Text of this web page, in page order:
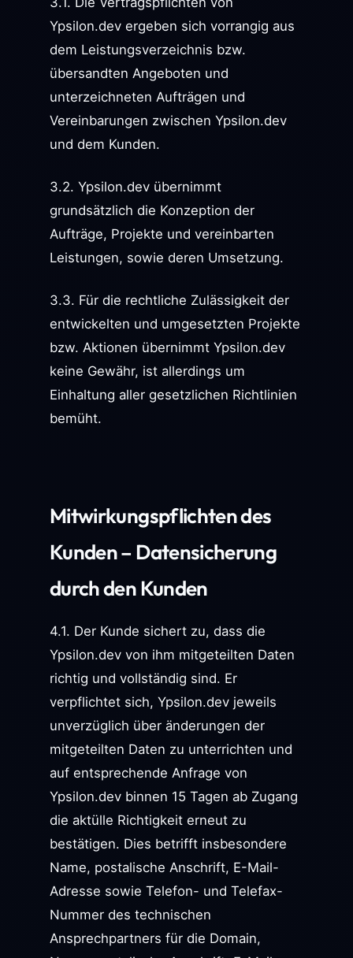
Ypsilon.dev ergeben sich vorrangig aus
dem Leistungsverzeichnis bzw.
übersandten Angeboten und
unterzeichneten Aufträgen und
Vereinbarungen zwischen Ypsilon.dev
und dem Kunden.
3.2. Ypsilon.dev übernimmt
grundsätzlich die Konzeption der
Aufträge, Projekte und vereinbarten
Leistungen, sowie deren Umsetzung.
3.3. Für die rechtliche Zulässigkeit der
entwickelten und umgesetzten Projekte
bzw. Aktionen übernimmt Ypsilon.dev
keine Gewähr, ist allerdings um
Einhaltung aller gesetzlichen Richtlinien
bemüht.
Mitwirkungspflichten des
Kunden – Datensicherung
durch den Kunden
4.1. Der Kunde sichert zu, dass die
Ypsilon.dev von ihm mitgeteilten Daten
richtig und vollständig sind. Er
verpflichtet sich, Ypsilon.dev jeweils
unverzüglich über änderungen der
mitgeteilten Daten zu unterrichten und
auf entsprechende Anfrage von
Ypsilon.dev binnen 15 Tagen ab Zugang
die aktülle Richtigkeit erneut zu
bestätigen. Dies betrifft insbesondere
Name, postalische Anschrift, E-Mail-
Adresse sowie Telefon- und Telefax-
Nummer des technischen
Ansprechpartners für die Domain,